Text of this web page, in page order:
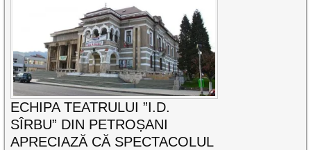
ECHIPA TEATRULUI ”I.D.
SÎRBU” DIN PETROȘANI
APRECIAZĂ CĂ SPECTACOLUL